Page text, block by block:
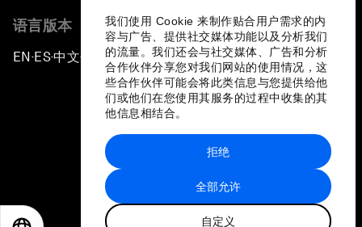
我们使用 Cookie 来制作贴合用户需求的内
容与广告、提供社交媒体功能以及分析我们
的流量。我们还会与社交媒体、广告和分析
合作伙伴分享您对我们网站的使用情况，这
些合作伙伴可能会将此类信息与您提供给他
们或他们在您使用其服务的过程中收集的其
他信息相结合。
全部允许
自定义
拒绝
语言版本
EN ▪ES▪中文▪ 日本語
站点地图